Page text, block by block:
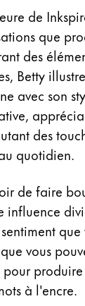
de rechange
d'encre
de
que
des
Betty
avec son
des
quotidien.
de faire
influence
vous
produire
à l'encre.